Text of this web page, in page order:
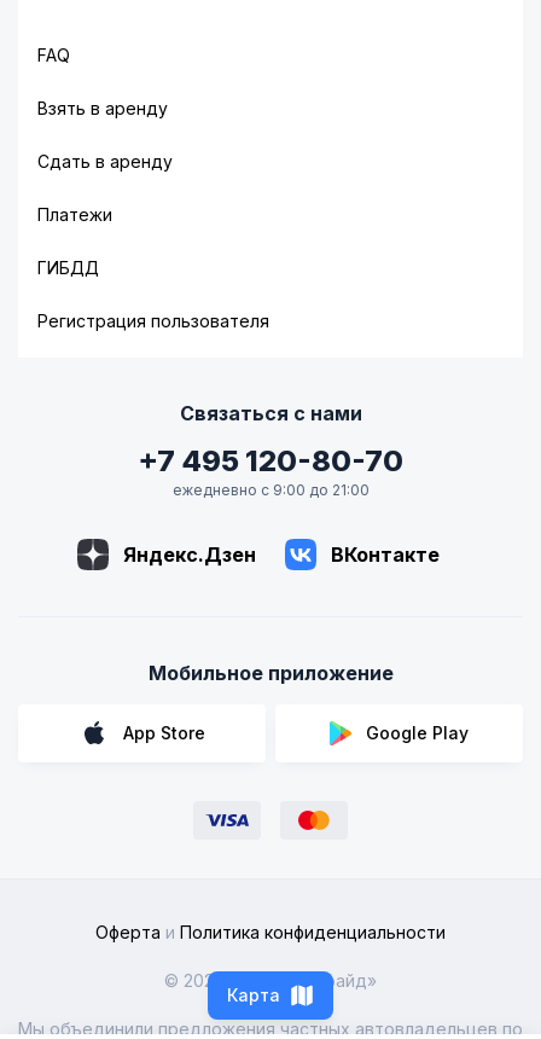
FAQ
Взять в аренду
Сдать в аренду
Платежи
ГИБДД
Регистрация пользователя
Связаться с нами
+7 495 120-80-70
ежедневно с 9:00 до 21:00
Яндекс.Дзен ВКонтакте
Мобильное приложение
App Store Google Play
Оферта и Политика конфиденциальности
© 2026 ООО «Рентрайд»
Мы объединили предложения частных автовладельцев по
Карта